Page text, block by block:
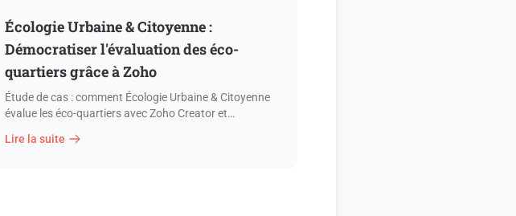
Écologie Urbaine & Citoyenne :
Démocratiser l'évaluation des éco-
quartiers grâce à Zoho
Étude de cas : comment Écologie Urbaine & Citoyenne
évalue les éco-quartiers avec Zoho Creator et
Lire la suite